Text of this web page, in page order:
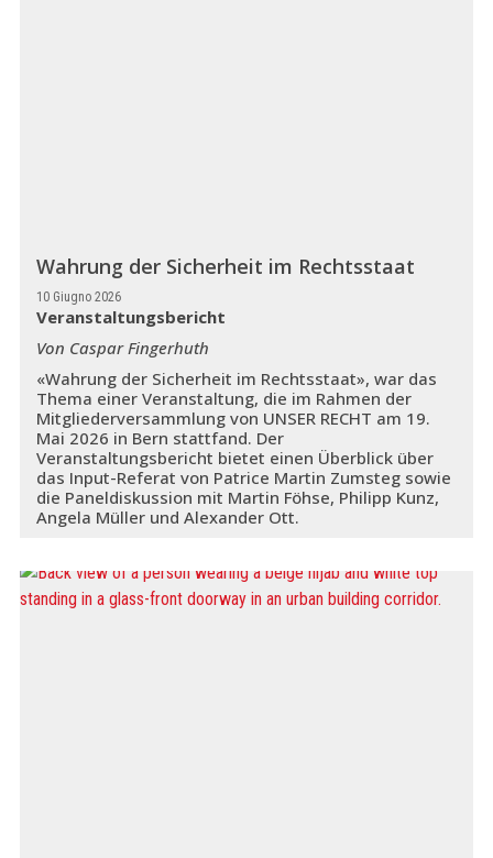
Wahrung der Sicherheit im Rechtsstaat
10 Giugno 2026
Veranstaltungsbericht
Von Caspar Fingerhuth
«Wahrung der Sicherheit im Rechtsstaat», war das
Thema einer Veranstaltung, die im Rahmen der
Mitgliederversammlung von UNSER RECHT am 19.
Mai 2026 in Bern stattfand. Der
Veranstaltungsbericht bietet einen Überblick über
das Input-Referat von Patrice Martin Zumsteg sowie
die Paneldiskussion mit Martin Föhse, Philipp Kunz,
Angela Müller und Alexander Ott.